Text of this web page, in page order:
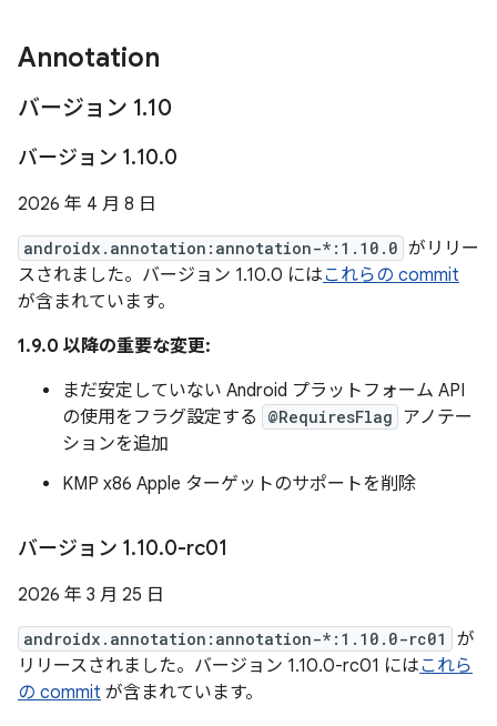
Annotation
バージョン 1.10
バージョン 1.10.0
2026 年 4 月 8 日
androidx.annotation:annotation-*:1.10.0 がリリー
スされました。バージョン 1.10.0 にはこれらの commit
が含まれています。
1.9.0 以降の重要な変更:
まだ安定していない Android プラットフォーム API
の使用をフラグ設定する
@RequiresFlag アノテー
ションを追加
KMP x86 Apple ターゲットのサポートを削除
バージョン 1.10.0-rc01
2026 年 3 月 25 日
androidx.annotation:annotation-*:1.10.0-rc01
が
リリースされました。バージョン 1.10.0-rc01 にはこれら
の commit が含まれています。